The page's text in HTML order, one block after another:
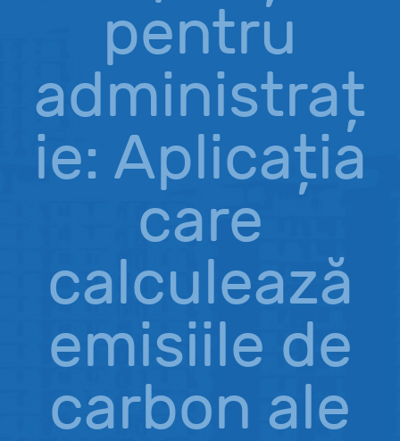
pentru
administraț
ie: Aplicația
care
calculează
emisiile de
carbon ale